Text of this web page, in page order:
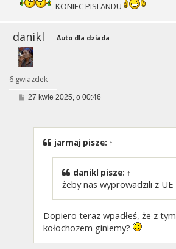
KONIEC PISLANDU
danikl
6 gwiazdek
Auto dla dziada
P27 kwie 2025, o 00:46
jarmaj pisze: ↑
danikl pisze: ↑
żeby nas wyprowadzili z UE
Dopiero teraz wpadłeś, że z tym
kołochozem giniemy?